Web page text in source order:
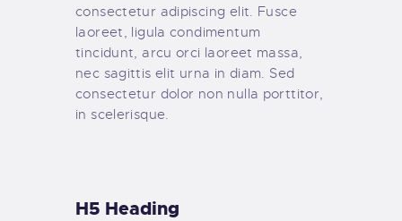
consectetur adipiscing elit. Fusce
laoreet, ligula condimentum
tincidunt, arcu orci laoreet massa,
nec sagittis elit urna in diam. Sed
consectetur dolor non nulla porttitor,
in scelerisque.
H5 Heading